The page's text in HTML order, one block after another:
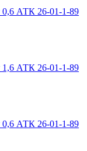
АТК 26-01-1-89
АТК 26-01-1-89
АТК 26-01-1-89